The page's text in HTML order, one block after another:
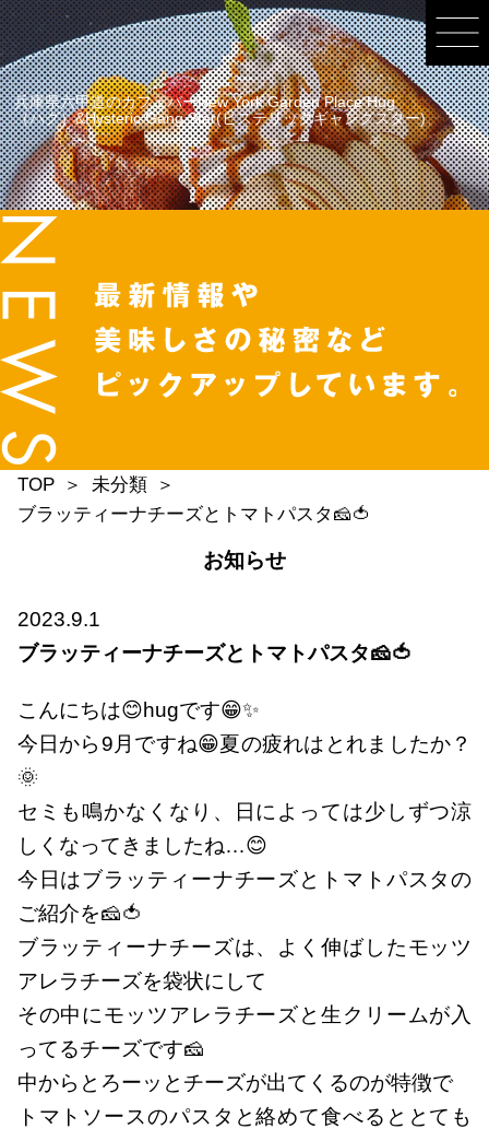
兵庫県六甲道のカフェバーNew York Garden Place Hug
（ハグ）&Hysteric Gang Star(ヒステリックギャングスター)
TOP
未分類
ブラッティーナチーズとトマトパスタ🧀🍅
お知らせ
2023.9.1
ブラッティーナチーズとトマトパスタ🧀🍅
こんにちは😊hugです😁✨
今日から9月ですね😁夏の疲れはとれましたか？
🌞
セミも鳴かなくなり、日によっては少しずつ涼
しくなってきましたね…😊
今日はブラッティーナチーズとトマトパスタの
ご紹介を🧀🍅
ブラッティーナチーズは、よく伸ばしたモッツ
アレラチーズを袋状にして
その中にモッツアレラチーズと生クリームが入
ってるチーズです🧀
中からとろーッとチーズが出てくるのが特徴で
トマトソースのパスタと絡めて食べるととても